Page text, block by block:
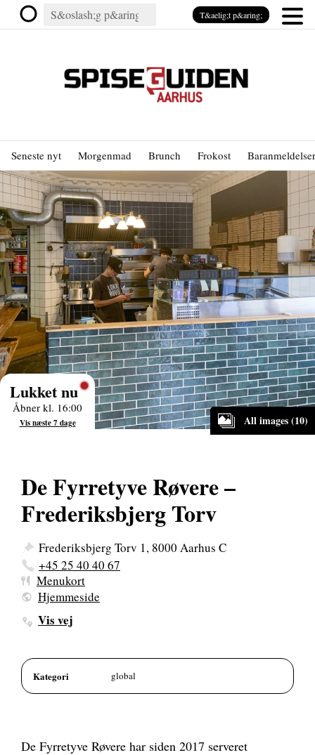
Seneste nyt Morgenmad Brunch Frokost Baranmeldelser
All images (10)
Lukket nu
Åbner kl. 16:00
Vis næste 7 dage
De Fyrretyve Røvere –
Frederiksbjerg Torv
Frederiksbjerg Torv 1, 8000 Aarhus C
+45 25 40 40 67
Menukort
Hjemmeside
Vis vej
Kategori global
De Fyrretyve Røvere har siden 2017 serveret
T&aelig;t p&aring;